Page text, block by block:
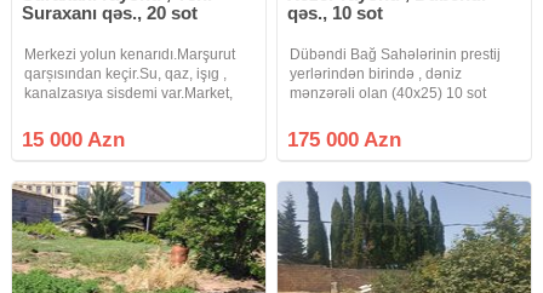
Suraxanı qəs., 20 sot
Merkezi yolun kenarıdı.Marşurut
qarșısından keçir.Su, qaz, işıg ,
kanalzasıya sisdemi var.Market,
yanındadı.Real alıcılar zeng etsin
15 000 Azn
qəs., 10 sot
Dübəndi Bağ Sahələrinin prestij
yerlərindən birində , dəniz
mənzərəli olan (40x25) 10 sot
kv.m 2 mərtəbəli ev üçün (hər
mərtəbəsi 200 kv.m) özülü və 1-ci
175 000 Azn